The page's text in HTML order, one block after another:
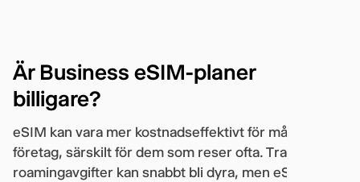
Är Business eSIM-planer
billigare?
eSIM kan vara mer kostnadseffektivt för många
företag, särskilt för dem som reser ofta. Traditionella
roamingavgifter kan snabbt bli dyra, men eSIM